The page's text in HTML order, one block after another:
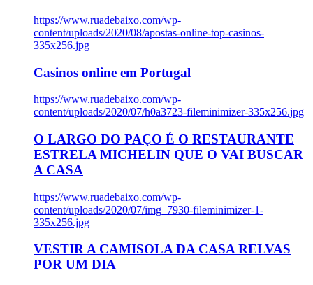
https://www.ruadebaixo.com/wp-
content/uploads/2020/08/apostas-online-top-casinos-
335x256.jpg
Casinos online em Portugal
https://www.ruadebaixo.com/wp-
content/uploads/2020/07/h0a3723-fileminimizer-335x256.jpg
O LARGO DO PAÇO É O RESTAURANTE
ESTRELA MICHELIN QUE O VAI BUSCAR
A CASA
https://www.ruadebaixo.com/wp-
content/uploads/2020/07/img_7930-fileminimizer-1-
335x256.jpg
VESTIR A CAMISOLA DA CASA RELVAS
POR UM DIA